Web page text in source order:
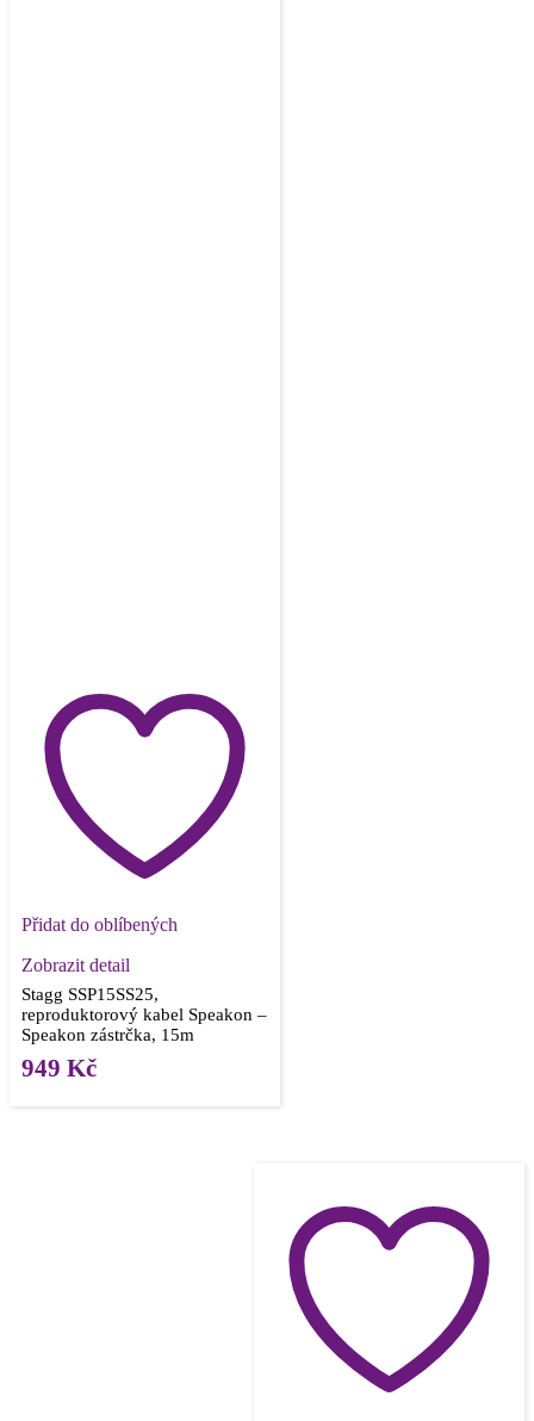
Přidat do oblíbených
Zobrazit detail
Stagg SSP15SS25,
reproduktorový kabel Speakon –
Speakon zástrčka, 15m
949 Kč